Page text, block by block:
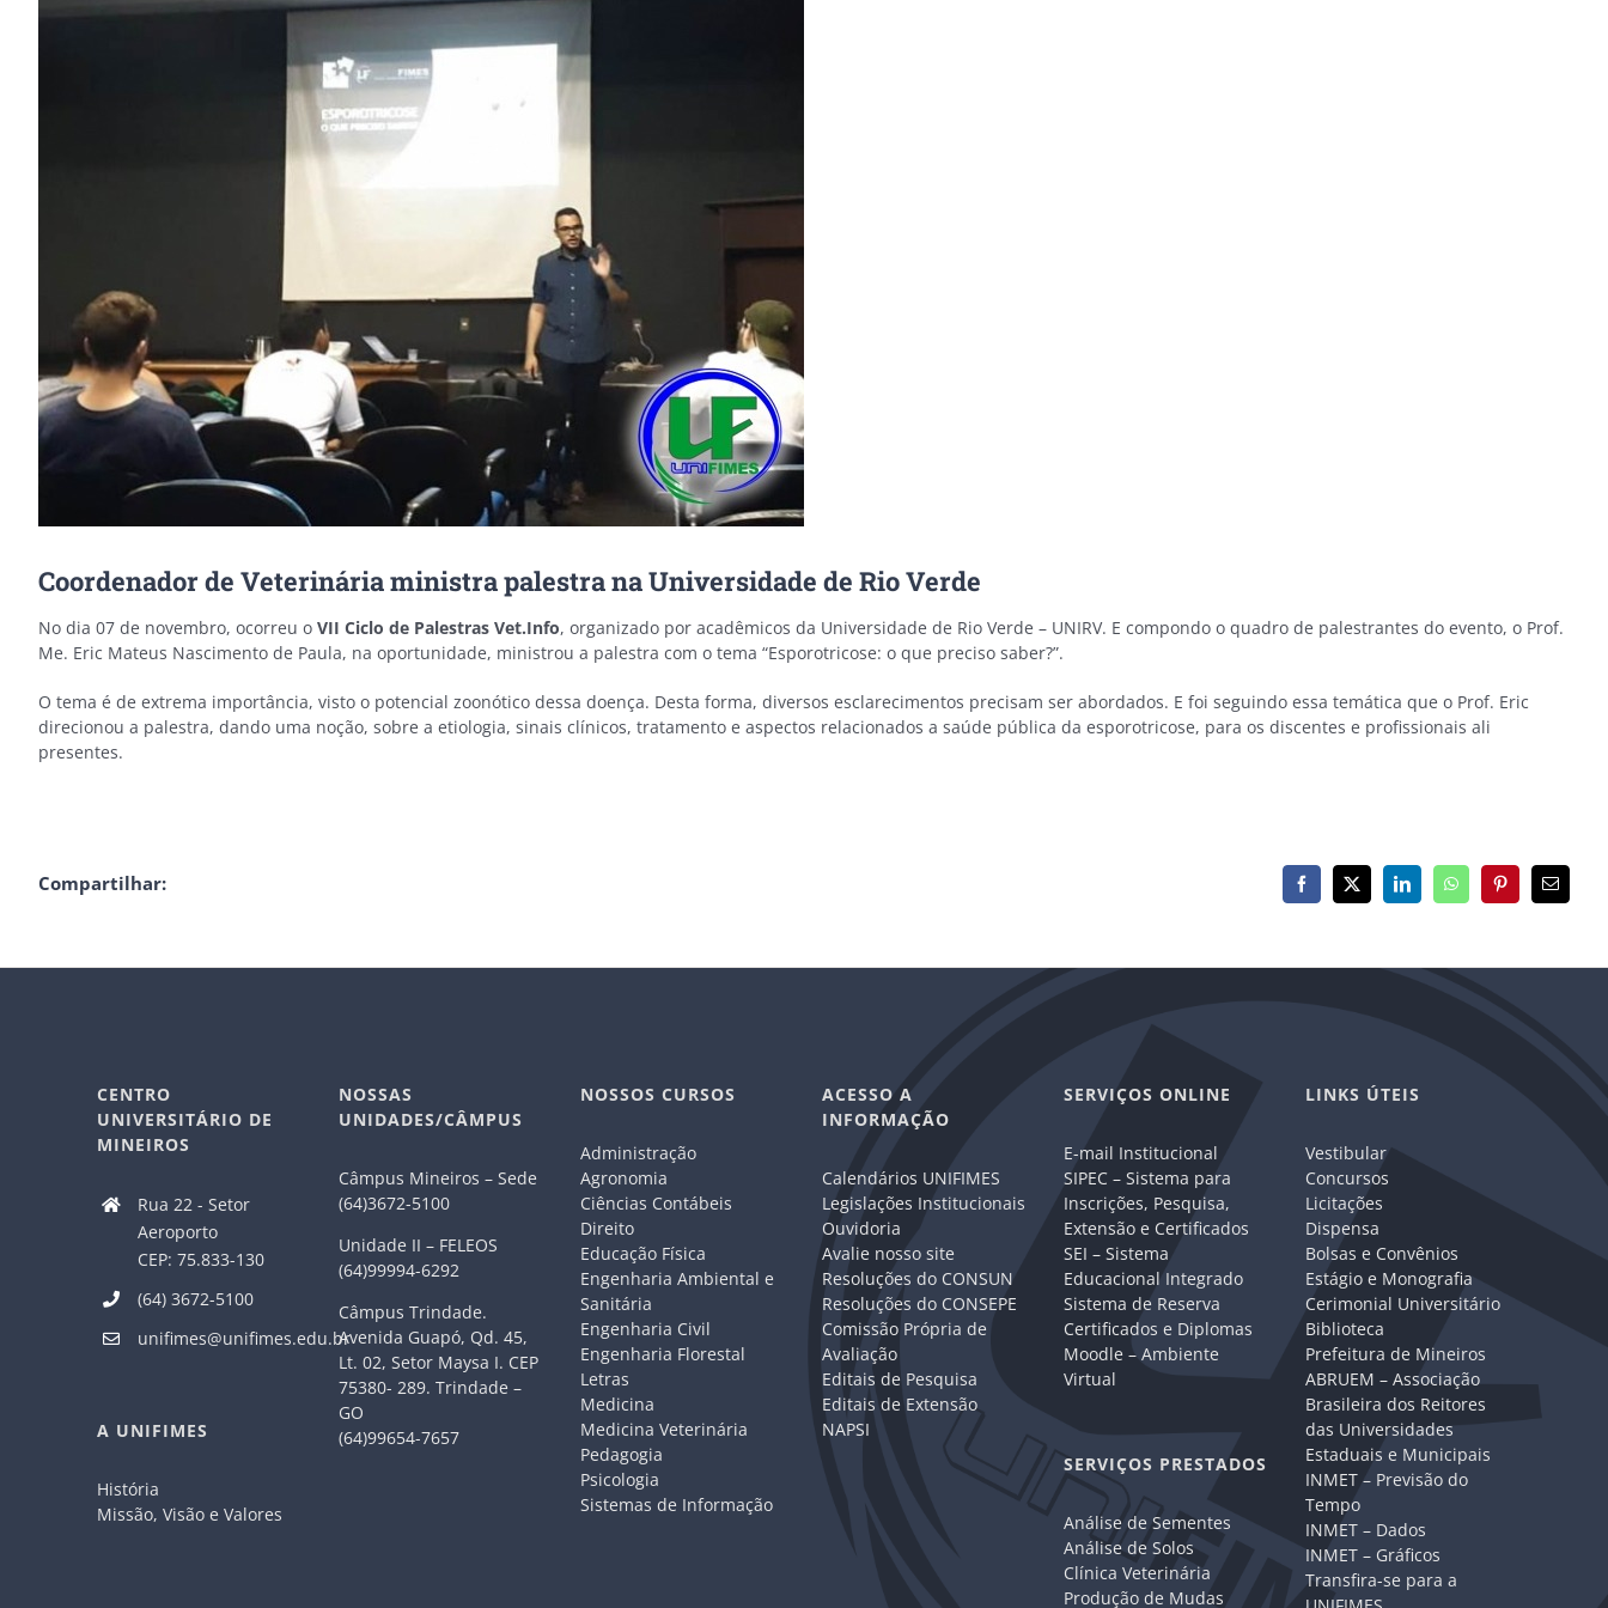
Image
Coordenador de Veterinária ministra palestra na Universidade de Rio Verde
No dia 07 de novembro, ocorreu o VII Ciclo de Palestras Vet.Info, organizado por acadêmicos da Universidade de Rio Verde – UNIRV. E compondo o quadro de palestrantes do evento, o Prof.
Me. Eric Mateus Nascimento de Paula, na oportunidade, ministrou a palestra com o tema “Esporotricose: o que preciso saber?”.
O tema é de extrema importância, visto o potencial zoonótico dessa doença. Desta forma, diversos esclarecimentos precisam ser abordados. E foi seguindo essa temática que o Prof. Eric
direcionou a palestra, dando uma noção, sobre a etiologia, sinais clínicos, tratamento e aspectos relacionados a saúde pública da esporotricose, para os discentes e profissionais ali
presentes.
Compartilhar: Facebook
X LinkedInWhatsAppPinterest
E-
mail
CENTRO
UNIVERSITÁRIO DE
MINEIROS
Rua 22 - Setor
Aeroporto
CEP: 75.833-130
(64) 3672-5100
unifimes@unifimes.edu.br
A UNIFIMES
História
Missão, Visão e Valores
NOSSAS
UNIDADES/CÂMPUS
Câmpus Mineiros – Sede
(64)3672-5100
Unidade II – FELEOS
(64)99994-6292
Câmpus Trindade.
Avenida Guapó, Qd. 45,
Lt. 02, Setor Maysa I. CEP
75380- 289. Trindade –
GO
(64)99654-7657
NOSSOS CURSOS
Administração
Agronomia
Ciências Contábeis
Direito
Educação Física
Engenharia Ambiental e
Sanitária
Engenharia Civil
Engenharia Florestal
Letras
Medicina
Medicina Veterinária
Pedagogia
Psicologia
Sistemas de Informação
ACESSO A
INFORMAÇÃO
Calendários UNIFIMES
Legislações Institucionais
Ouvidoria
Avalie nosso site
Resoluções do CONSUN
Resoluções do CONSEPE
Comissão Própria de
Avaliação
Editais de Pesquisa
Editais de Extensão
NAPSI
SERVIÇOS ONLINE
E-mail Institucional
SIPEC – Sistema para
Inscrições, Pesquisa,
Extensão e Certificados
SEI – Sistema
Educacional Integrado
Sistema de Reserva
Certificados e Diplomas
Moodle – Ambiente
Virtual
SERVIÇOS PRESTADOS
Análise de Sementes
Análise de Solos
Clínica Veterinária
Produção de Mudas
LINKS ÚTEIS
Vestibular
Concursos
Licitações
Dispensa
Bolsas e Convênios
Estágio e Monografia
Cerimonial Universitário
Biblioteca
Prefeitura de Mineiros
ABRUEM – Associação
Brasileira dos Reitores
das Universidades
Estaduais e Municipais
INMET – Previsão do
Tempo
INMET – Dados
INMET – Gráficos
Transfira-se para a